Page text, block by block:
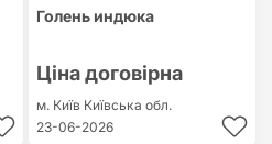
Голень индюка
Ціна договірна
м. Київ Київська обл.
23-06-2026